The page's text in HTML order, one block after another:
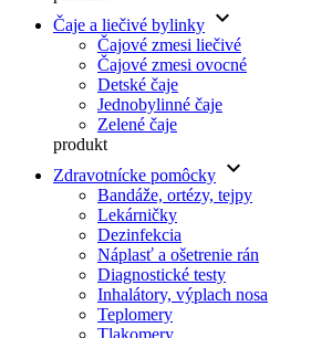
Čaje a liečivé bylinky keyboard_arrow_down
Čajové zmesi liečivé
Čajové zmesi ovocné
Detské čaje
Jednobylinné čaje
Zelené čaje
produkt
Zdravotnícke pomôcky keyboard_arrow_down
Bandáže, ortézy, tejpy
Lekárničky
Dezinfekcia
Náplasť a ošetrenie rán
Diagnostické testy
Inhalátory, výplach nosa
Teplomery
Tlakomery